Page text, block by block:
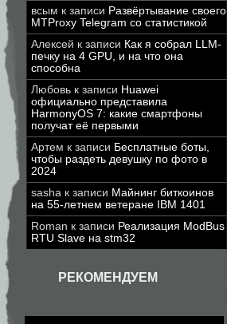
всым к записи Развёртывание своего
MTProxy Telegram со статистикой
Алексей к записи Как я собрал LLM-
печку на 4 GPU, и на что она
способна
Любовь к записи Huawei
официально представила
HarmonyOS 7: какие смартфоны
получат её первыми
Артем к записи Бесплатные боты,
чтобы раздеть девушку по фото в
2024
sasha к записи Майнинг биткоинов
на 55-летнем ветеране IBM 1401
Roman к записи Реализация ModBus
RTU Slave на stm32
РЕКОМЕНДУЕМ